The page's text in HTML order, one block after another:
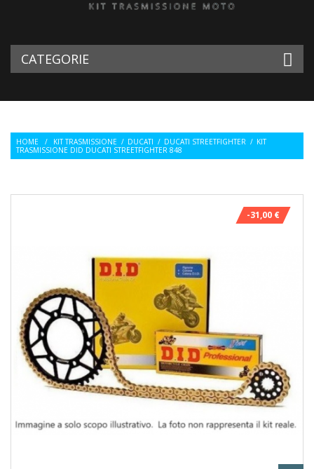
CATEGORIE
HOME / KIT TRASMISSIONE / DUCATI / DUCATI STREETFIGHTER / KIT
TRASMISSIONE DID DUCATI STREETFIGHTER 848
-31,00 €